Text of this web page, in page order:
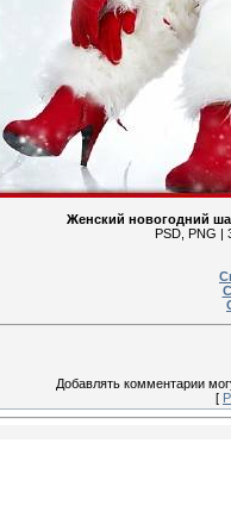
Женский новогодний
PSD, PNG |
Добавлять комментарии
[